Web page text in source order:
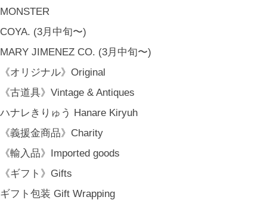
MONSTER
COYA. (3月中旬〜)
MARY JIMENEZ CO. (3月中旬〜)
《オリジナル》Original
《古道具》Vintage & Antiques
ハナレきりゅう Hanare Kiryuh
《義援金商品》Charity
《輸入品》Imported goods
《ギフト》Gifts
ギフト包装 Gift Wrapping
金沢・北陸で生まれたさまざまな作品を中心に、物語を宿し、使う人の
日常という大切な時間にそっと寄り添う品々をキュレート。それぞれの
美しさに、和と洋、OLD & NEW のインスピレーションを重ね、暮らし